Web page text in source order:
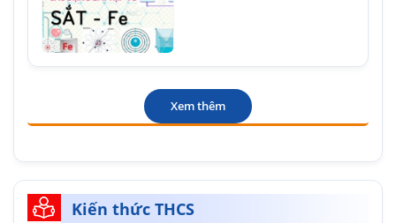
Xem thêm
Kiến thức THCS